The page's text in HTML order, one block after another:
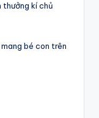
thưởng kí chủ
bé con trên